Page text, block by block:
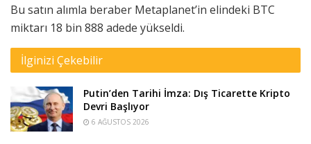
Bu satın alımla beraber Metaplanet’in elindeki BTC
miktarı 18 bin 888 adede yükseldi.
İlginizi Çekebilir
Putin’den Tarihi İmza: Dış Ticarette Kripto
Devri Başlıyor
6 AĞUSTOS 2026